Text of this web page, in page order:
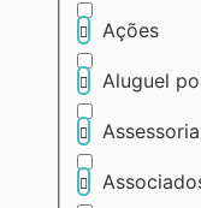
Ações
Aluguel